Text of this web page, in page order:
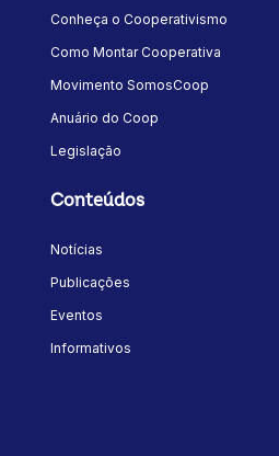
Conheça o Cooperativismo
Como Montar Cooperativa
Movimento SomosCoop
Anuário do Coop
Legislação
Conteúdos
Notícias
Publicações
Eventos
Informativos